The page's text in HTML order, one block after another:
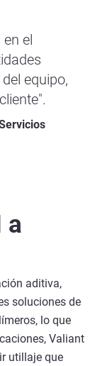
el
equipo,
a
aditiva,
soluciones de
lo que
Valiant
utillaje que